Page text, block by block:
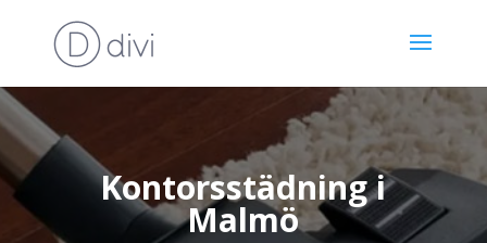
Kontorsstädning i
Malmö